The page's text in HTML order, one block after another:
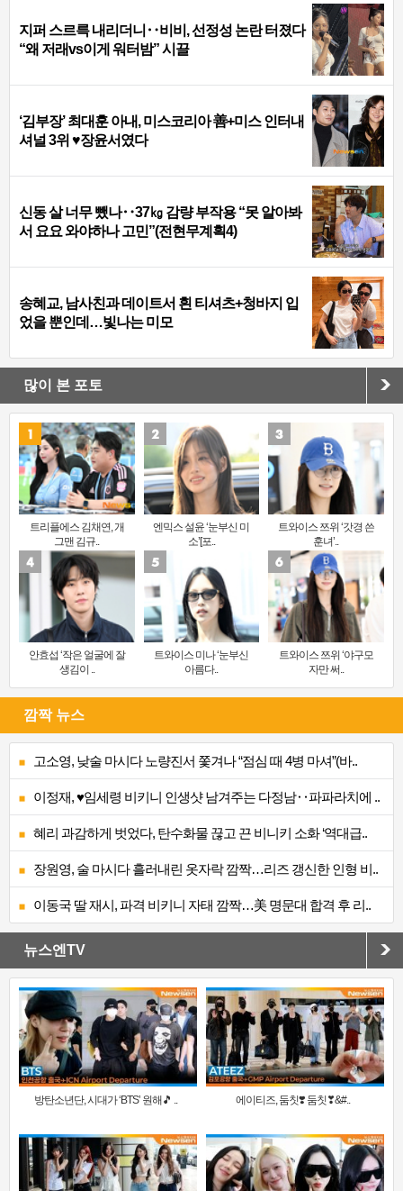
지퍼 스르륵 내리더니‥비비, 선정성 논란 터졌다
“왜 저래vs이게 워터밤” 시끌
‘김부장’ 최대훈 아내, 미스코리아 善+미스 인터내
셔널 3위 ♥장윤서였다
신동 살 너무 뺐나‥37㎏ 감량 부작용 “못 알아봐
서 요요 와야하나 고민”(전현무계획4)
송혜교, 남사친과 데이트서 흰 티셔츠+청바지 입
었을 뿐인데…빛나는 미모
많이 본 포토
트리플에스 김채연, 개
그맨 김규..
엔믹스 설윤 ‘눈부신 미
소’[포..
트와이스 쯔위 ‘갓경 쓴
훈녀’..
안효섭 ‘작은 얼굴에 잘
생김이 ..
트와이스 미나 ‘눈부신
아름다..
트와이스 쯔위 ‘야구모
자만 써..
깜짝 뉴스
고소영, 낮술 마시다 노량진서 쫓겨나 “점심 때 4병 마셔”(바..
이정재, ♥임세령 비키니 인생샷 남겨주는 다정남‥파파라치에 ..
혜리 과감하게 벗었다, 탄수화물 끊고 끈 비니키 소화 ‘역대급..
장원영, 술 마시다 흘러내린 옷자락 깜짝…리즈 갱신한 인형 비..
이동국 딸 재시, 파격 비키니 자태 깜짝…美 명문대 합격 후 리..
뉴스엔TV
방탄소년단, 시대가 ‘BTS’ 원해🎵 .. 에이티즈, 둠칫❣️ 둠칫❣&#..